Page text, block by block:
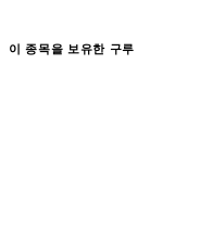
이 종목을 보유한 구루